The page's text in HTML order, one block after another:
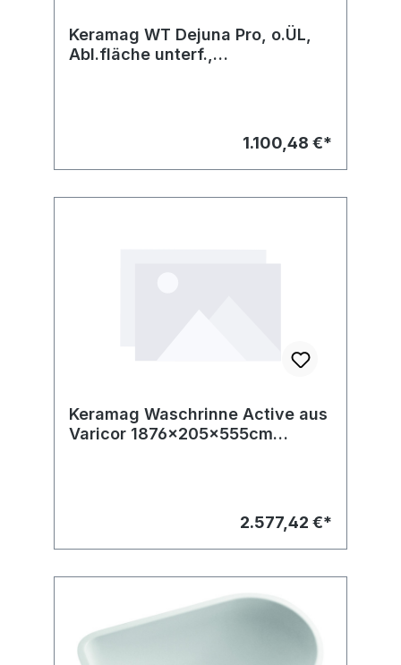
Keramag WT Dejuna Pro, o.ÜL,
Abl.fläche unterf.,
1.100,48 €*
Keramag Waschrinne Active aus
Varicor 1876x205x555cm
2.577,42 €*